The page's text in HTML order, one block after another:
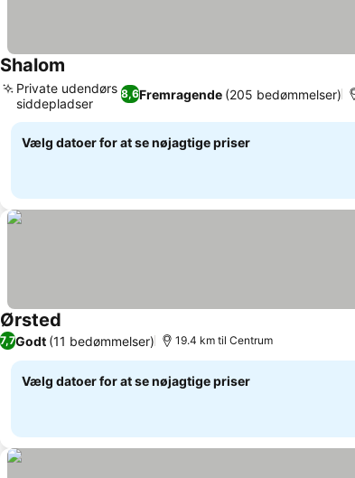
Shalom
8,6Fremragende (205 bedømmelser)
Private udendørs
siddepladser
Vælg datoer for at se nøjagtige priser
Ørsted
7,7Godt (11 bedømmelser) 19.4 km til Centrum
Vælg datoer for at se nøjagtige priser